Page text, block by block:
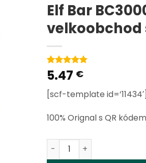
Elf Bar
velkoobchod
Hodnoceno
5z 5 na
základě
4
hodnocení
5.47 €
[scf-template id=’11434′]
100% Orignal s QR kódem
Elf Bar BC3000